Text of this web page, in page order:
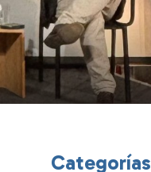
Categorías